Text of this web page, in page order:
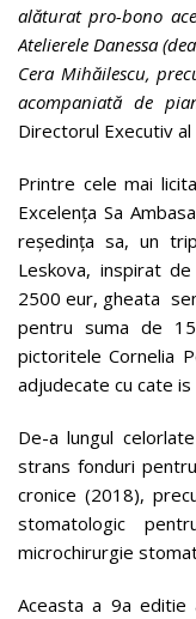
alăturat pro-bono
Atelierele Danessa
Cera Mihăilescu,
acompaniată de
Directorul Executiv al
Printre cele mai
Excelența Sa
reședința sa, un
Leskova, inspirat
2500 eur, gheata
pentru suma de
pictoritele Cornelia
adjudecate cu cate
De-a lungul
strans fonduri
cronice (2018),
stomatologic
microchirurgie
Aceasta a 9a